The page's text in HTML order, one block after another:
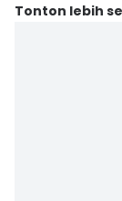
Tonton lebih